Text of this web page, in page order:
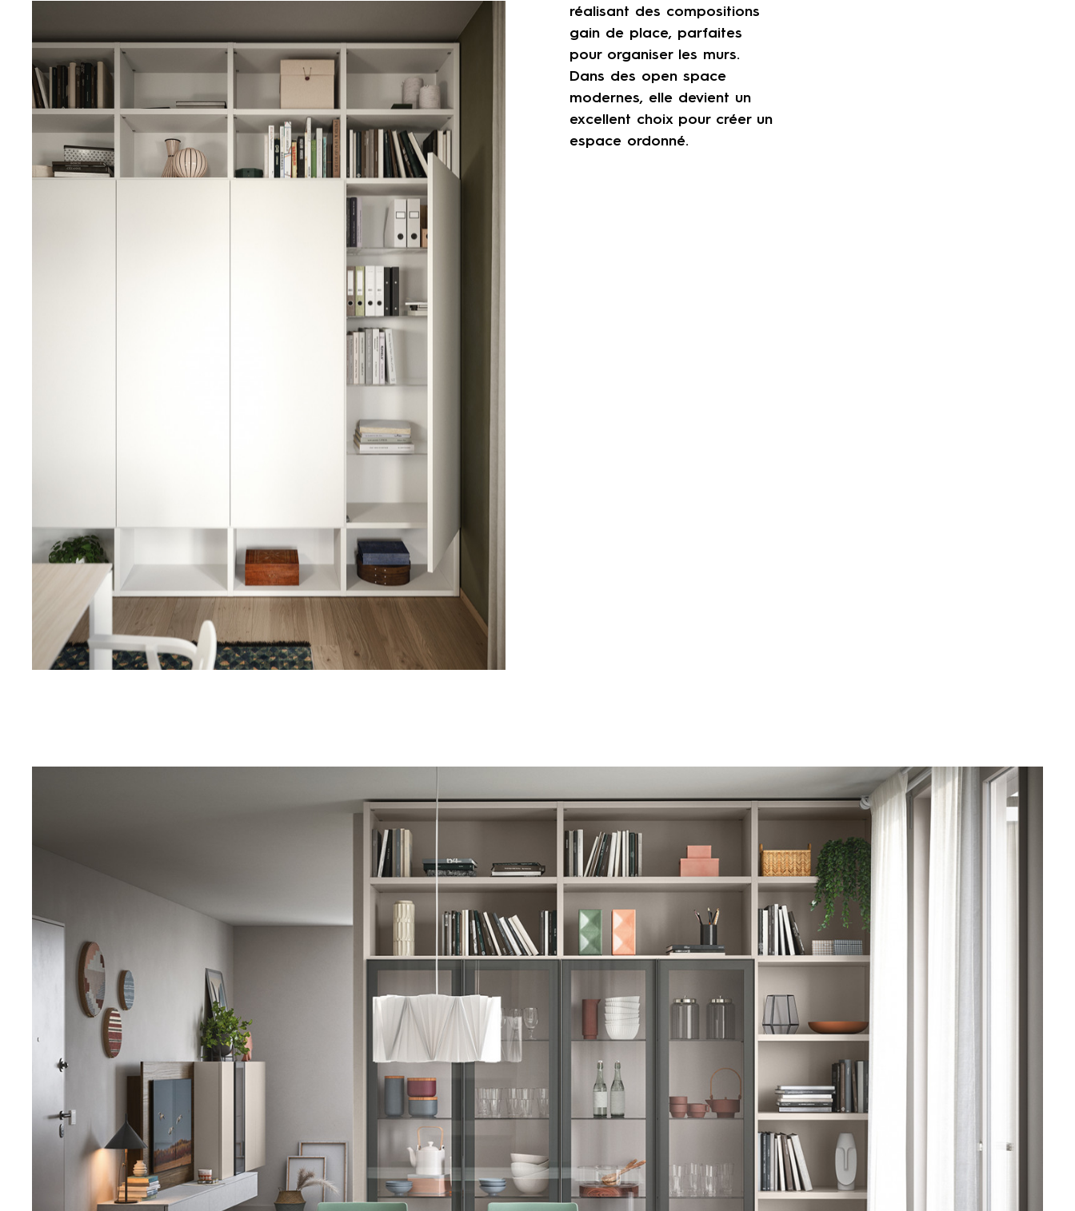
réalisant des compositions
gain de place, parfaites
pour organiser les murs.
Dans des open space
modernes, elle devient un
excellent choix pour créer un
espace ordonné.